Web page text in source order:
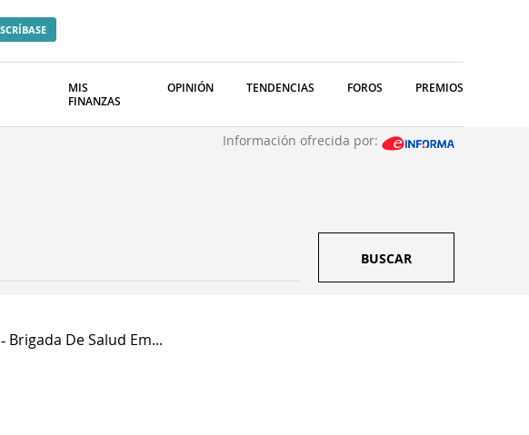
MIS
FINANZAS
OPINIÓN TENDENCIAS FOROS PREMIOS
Información ofrecida por:
BUSCAR
- Brigada De Salud Em...